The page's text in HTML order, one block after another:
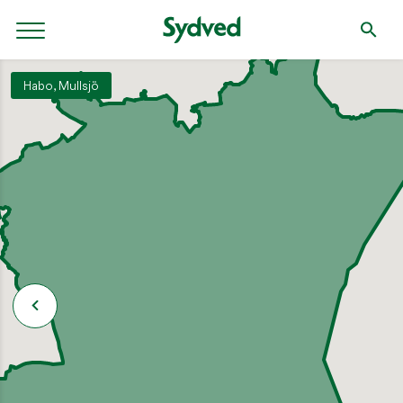
SKOGSDAGAR / VÄLKOMMEN TILL SYDVEDS SKOGSDAGAR!
Habo, Mullsjö